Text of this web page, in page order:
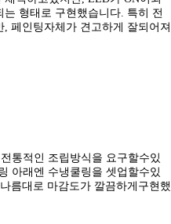
형태로 구현했습니다. 특히 전
, 페인팅자체가 견고하게 잘되어져
통적인 조립방식을 요구할수있
아래엔 수냉쿨링을 셋업할수있
름대로 마감도가 깔끔하게구현했